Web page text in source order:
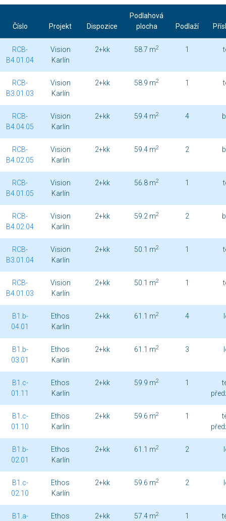
Číslo Projekt Dispozice
Podlahová
plocha
Podlaží
RCB-
B4.01.04
Vision
Karlín
2+kk 58.7 m2 1
RCB-
B3.01.03
Vision
Karlín
2+kk 58.9 m2 1
RCB-
B4.04.05
Vision
Karlín
2+kk 59.4 m2 4
RCB-
B4.02.05
Vision
Karlín
2+kk 59.4 m2 2
RCB-
B4.01.05
Vision
Karlín
2+kk 56.8 m2 1
RCB-
B4.02.04
Vision
Karlín
2+kk 59.2 m2 2
RCB-
B3.01.04
Vision
Karlín
2+kk 50.1 m2 1
RCB-
B4.01.03
Vision
Karlín
2+kk 50.1 m2 1
B1.b-
04.01
Ethos
Karlín
2+kk 61.1 m2 4
B1.b-
03.01
Ethos
Karlín
2+kk 61.1 m2 3
B1.c-
01.11
Ethos
Karlín
2+kk 59.9 m2 1
B1.c-
01.10
Ethos
Karlín
2+kk 59.6 m2 1
B1.b-
02.01
Ethos
Karlín
2+kk 61.1 m2 2
B1.c-
02.10
Ethos
Karlín
2+kk 59.6 m2 2
B1.a- Ethos 2+kk 57.4 m2 1